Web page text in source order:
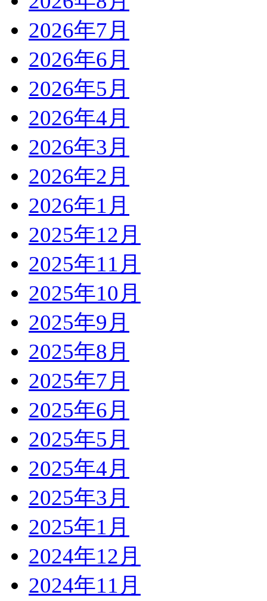
2026年7月
2026年6月
2026年5月
2026年4月
2026年3月
2026年2月
2026年1月
2025年12月
2025年11月
2025年10月
2025年9月
2025年8月
2025年7月
2025年6月
2025年5月
2025年4月
2025年3月
2025年1月
2024年12月
2024年11月